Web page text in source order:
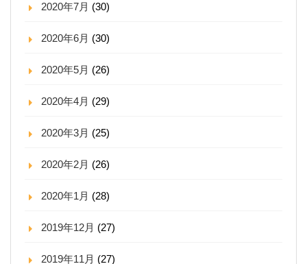
2020年7月 (30)
2020年6月 (30)
2020年5月 (26)
2020年4月 (29)
2020年3月 (25)
2020年2月 (26)
2020年1月 (28)
2019年12月 (27)
2019年11月 (27)